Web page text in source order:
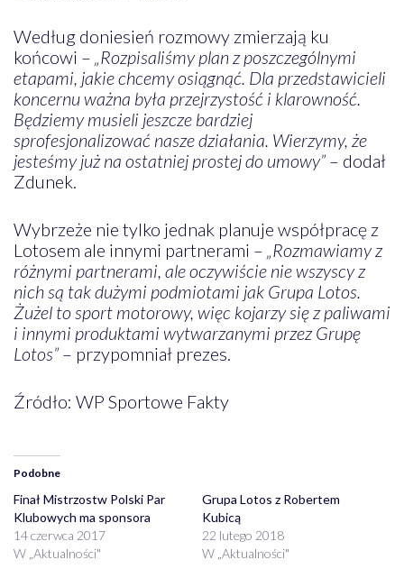
Według doniesień rozmowy zmierzają ku
końcowi – „Rozpisaliśmy plan z poszczególnymi
etapami, jakie chcemy osiągnąć. Dla przedstawicieli
koncernu ważna była przejrzystość i klarowność.
Będziemy musieli jeszcze bardziej
sprofesjonalizować nasze działania. Wierzymy, że
jesteśmy już na ostatniej prostej do umowy” – dodał
Zdunek.
Wybrzeże nie tylko jednak planuje współpracę z
Lotosem ale innymi partnerami – „Rozmawiamy z
różnymi partnerami, ale oczywiście nie wszyscy z
nich są tak dużymi podmiotami jak Grupa Lotos.
Żużel to sport motorowy, więc kojarzy się z paliwami
i innymi produktami wytwarzanymi przez Grupę
Lotos”– przypomniał prezes.
Źródło: WP Sportowe Fakty
Podobne
Finał Mistrzostw Polski Par
Klubowych ma sponsora
14 czerwca 2017
W „Aktualności"
Grupa Lotos z Robertem
Kubicą
22 lutego 2018
W „Aktualności"